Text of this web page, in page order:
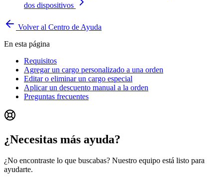
dos dispositivos
Volver al Centro de Ayuda
En esta página
Requisitos
Agregar un cargo personalizado a una orden
Editar o eliminar un cargo especial
Aplicar un descuento manual a la orden
Preguntas frecuentes
¿Necesitas más ayuda?
¿No encontraste lo que buscabas? Nuestro equipo está listo para
ayudarte.